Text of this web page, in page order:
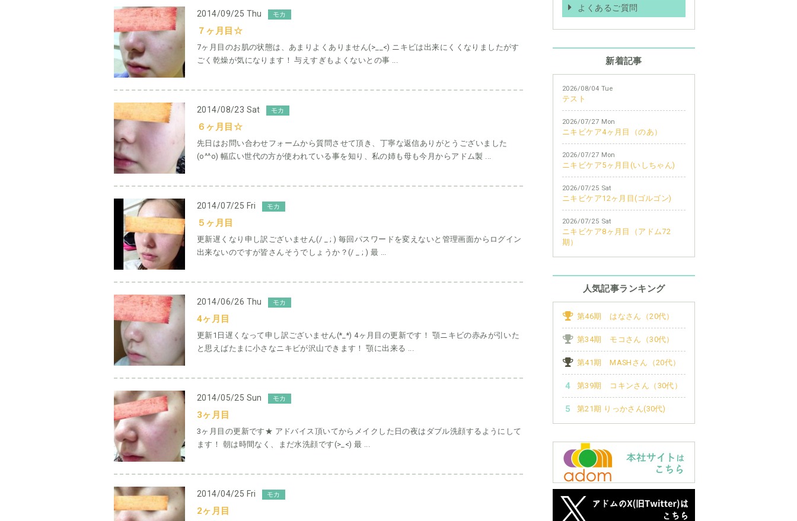
2014/09/25 Thu モカ
７ヶ月目☆
7ヶ月目のお肌の状態は、あまりよくありません(>__<) ニキビは出来にくくなりましたがす
ごく乾燥が気になります！ 与えすぎもよくないとの事 ...
2014/08/23 Sat モカ
６ヶ月目☆
先日はお問い合わせフォームから質問させて頂き、丁寧な返信ありがとうございました
(o^^o) 幅広い世代の方が使われている事を知り、私の姉も母も今月からアドム製 ...
2014/07/25 Fri モカ
５ヶ月目
更新遅くなり申し訳ございません(/ _ ; ) 毎回パスワードを変えないと管理画面からログイン
出来ないのですが皆さんそうでしょうか？(/ _ ; ) 最 ...
2014/06/26 Thu モカ
4ヶ月目
更新1日遅くなって申し訳ございません(*_*) 4ヶ月目の更新です！ 顎ニキビの赤みが引いた
と思えばたまに小さなニキビが沢山できます！ 顎に出来る ...
2014/05/25 Sun モカ
3ヶ月目
3ヶ月目の更新です★ アドバイス頂いてからメイクした日の夜はダブル洗顔するようにして
ます！ 朝は時間なく、まだ水洗顔です(>_<) 最 ...
2014/04/25 Fri モカ
2ヶ月目
よくあるご質問
新着記事
2026/08/04 Tue
テスト
2026/07/27 Mon
ニキビケア4ヶ月目（のあ）
2026/07/27 Mon
ニキビケア5ヶ月目(いしちゃん)
2026/07/25 Sat
ニキビケア12ヶ月目(ゴルゴン)
2026/07/25 Sat
ニキビケア8ヶ月目（アドム72
期）
人気記事ランキング
第46期 はなさん（20代）
第34期 モコさん（30代）
第41期 MASHさん（20代）
第39期 コキンさん（30代）
第21期 りっかさん(30代)